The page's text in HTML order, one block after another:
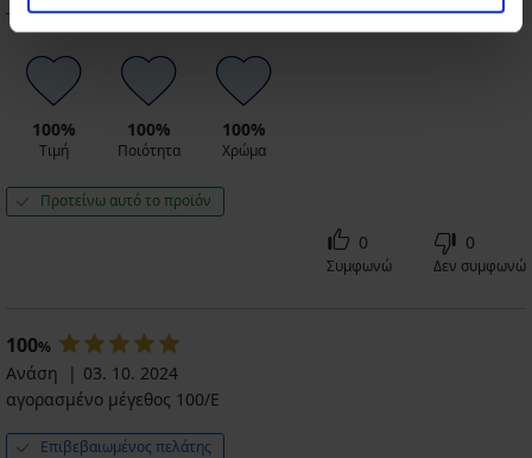
Τέλειο. Πολύ καλή εφαρμογή και ποιότητα.
100%
Τιμή
100%
Ποιότητα
100%
Χρώμα
Προτείνω αυτό το προϊόν
0
Συμφωνώ
0
Δεν συμφωνώ
100%
Ανάση
03. 10. 2024
αγορασμένο μέγεθος 100/E
Επιβεβαιωμένος πελάτης